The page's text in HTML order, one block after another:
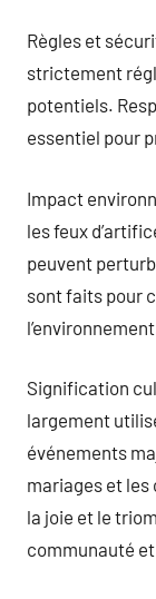
Règles et
strictement
potentiels.
essentiel pour
Impact
les feux
peuvent
sont faits pour
Signification
largement
événements
mariages et
la joie et le
communauté